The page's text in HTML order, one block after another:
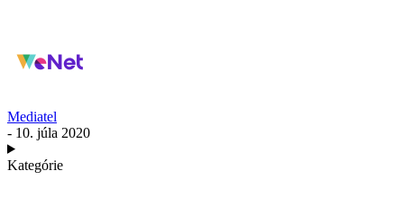
Mediatel
- 10. júla 2020
Kategórie